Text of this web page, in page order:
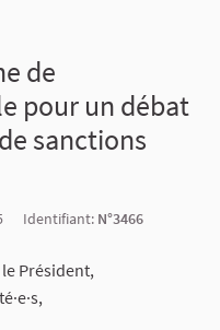
de
pour un débat
sanctions
Identifiant: N°3466
Président,